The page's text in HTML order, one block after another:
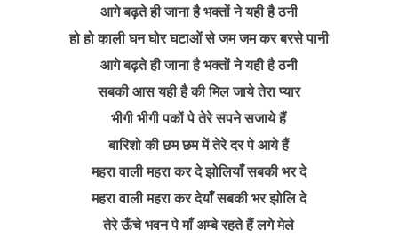
आगे बढ़ते ही जाना है भक्तों ने यही है ठनी
हो हो काली घन घोर घटाओं से जम जम कर बरसे पानी
आगे बढ़ते ही जाना है भक्तों ने यही है ठनी
सबकी आस यही है की मिल जाये तेरा प्यार
भीगी भीगी पकों पे तेरे सपने सजाये हैं
बारिशो की छम छम में तेरे दर पे आये हैं
महरा वाली महरा कर दे झोलियाँ सबकी भर दे
महरा वाली महरा कर देयाँ सबकी भर झोलि दे
तेरे ऊँचे भवन पे माँ अम्बे रहते हैं लगे मेले